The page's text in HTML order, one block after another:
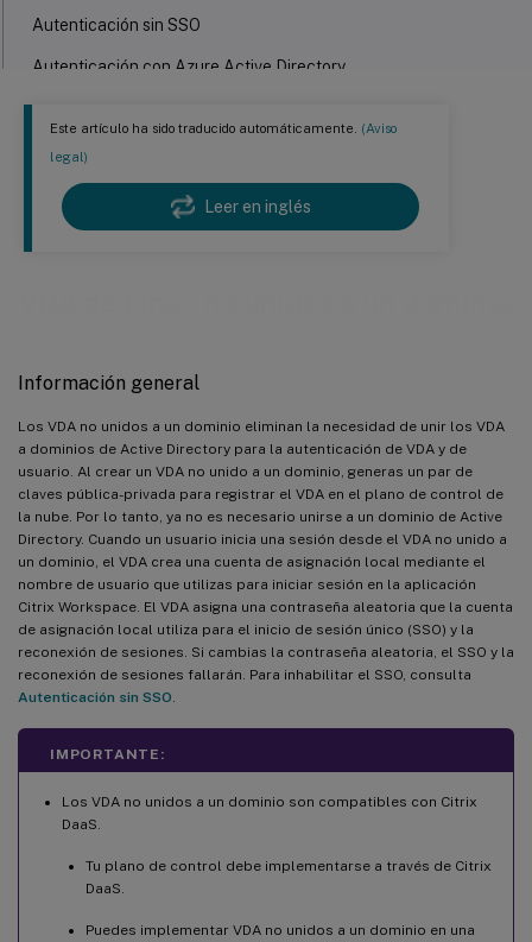
Este artículo ha sido traducido automáticamente. (Aviso
legal)
Leer en inglés
Información general
Los VDA no unidos a un dominio eliminan la necesidad de unir los VDA
a dominios de Active Directory para la autenticación de VDA y de
usuario. Al crear un VDA no unido a un dominio, generas un par de
claves pública-privada para registrar el VDA en el plano de control de
la nube. Por lo tanto, ya no es necesario unirse a un dominio de Active
Directory. Cuando un usuario inicia una sesión desde el VDA no unido a
un dominio, el VDA crea una cuenta de asignación local mediante el
nombre de usuario que utilizas para iniciar sesión en la aplicación
Citrix Workspace. El VDA asigna una contraseña aleatoria que la cuenta
de asignación local utiliza para el inicio de sesión único (SSO) y la
reconexión de sesiones. Si cambias la contraseña aleatoria, el SSO y la
reconexión de sesiones fallarán. Para inhabilitar el SSO, consulta
Autenticación sin SSO
IMPORTANTE:
Los VDA no unidos a un dominio son compatibles con Citrix
DaaS.
Tu plano de control debe implementarse a través de Citrix
DaaS.
Puedes implementar VDA no unidos a un dominio en una
Autenticación sin SSO
Autenticación con Azure Active Directory